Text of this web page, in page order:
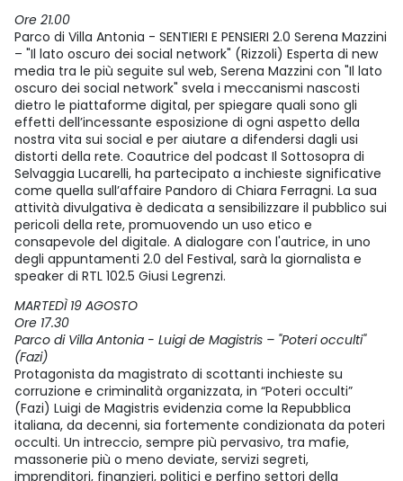
Ore 21.00
Parco di Villa Antonia - SENTIERI E PENSIERI 2.0 Serena Mazzini
– "Il lato oscuro dei social network" (Rizzoli) Esperta di new
media tra le più seguite sul web, Serena Mazzini con "Il lato
oscuro dei social network" svela i meccanismi nascosti
dietro le piattaforme digital, per spiegare quali sono gli
effetti dell’incessante esposizione di ogni aspetto della
nostra vita sui social e per aiutare a difendersi dagli usi
distorti della rete. Coautrice del podcast Il Sottosopra di
Selvaggia Lucarelli, ha partecipato a inchieste significative
come quella sull’affaire Pandoro di Chiara Ferragni. La sua
attività divulgativa è dedicata a sensibilizzare il pubblico sui
pericoli della rete, promuovendo un uso etico e
consapevole del digitale. A dialogare con l'autrice, in uno
degli appuntamenti 2.0 del Festival, sarà la giornalista e
speaker di RTL 102.5 Giusi Legrenzi.
MARTEDÌ 19 AGOSTO
Ore 17.30
Parco di Villa Antonia - Luigi de Magistris – "Poteri occulti"
(Fazi)
Protagonista da magistrato di scottanti inchieste su
corruzione e criminalità organizzata, in “Poteri occulti”
(Fazi) Luigi de Magistris evidenzia come la Repubblica
italiana, da decenni, sia fortemente condizionata da poteri
occulti. Un intreccio, sempre più pervasivo, tra mafie,
massonerie più o meno deviate, servizi segreti,
imprenditori, finanzieri, politici e perfino settori della